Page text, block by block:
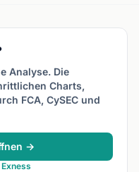
ändern.
Analyse. Die
Charts,
FCA, CySEC und
→
Exness